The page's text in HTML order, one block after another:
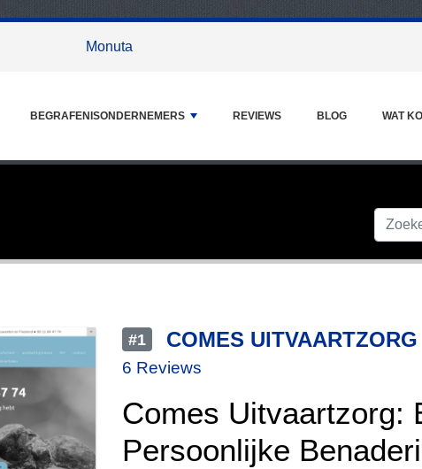
Monuta
BEGRAFENISONDERNEMERS REVIEWS BLOG WAT
#1 COMES UITVAARTZORG
6 Reviews
Comes Uitvaartzorg:
Persoonlijke